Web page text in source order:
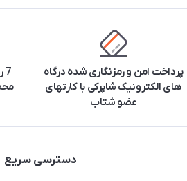
پرداخت امن و رمزنگاری شده درگاه
های الکترونیک شاپرکی با کارتهای
عضو شتاب
دسترسی سریع